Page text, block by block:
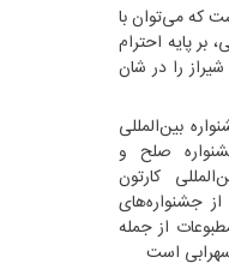
که می‌توان با
بر پایه احترام
شیراز را در شان
بین‌المللی
صلح و
کارتون
۵۰ جایزه از جشنواره‌های
از جمله
است